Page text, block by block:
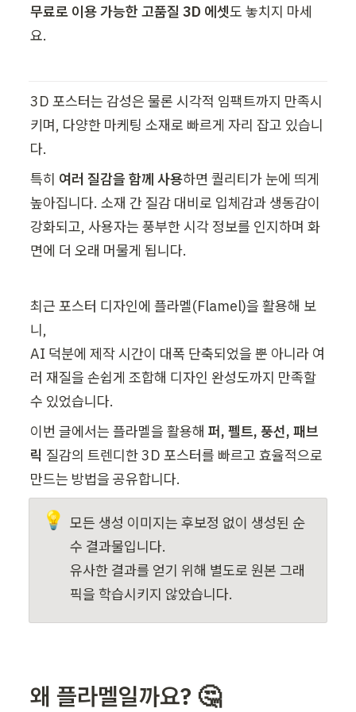
무료로 이용 가능한 고품질 3D 에셋도 놓치지 마세
요.
3D 포스터는 감성은 물론 시각적 임팩트까지 만족시
키며, 다양한 마케팅 소재로 빠르게 자리 잡고 있습니
다.
특히 여러 질감을 함께 사용하면 퀄리티가 눈에 띄게
높아집니다. 소재 간 질감 대비로 입체감과 생동감이
강화되고, 사용자는 풍부한 시각 정보를 인지하며 화
면에 더 오래 머물게 됩니다.
최근 포스터 디자인에 플라멜(Flamel)을 활용해 보
니,
AI 덕분에 제작 시간이 대폭 단축되었을 뿐 아니라 여
러 재질을 손쉽게 조합해 디자인 완성도까지 만족할
수 있었습니다.
이번 글에서는 플라멜을 활용해 퍼, 펠트, 풍선, 패브
릭 질감의 트렌디한 3D 포스터를 빠르고 효율적으로
만드는 방법을 공유합니다.
💡 모든 생성 이미지는 후보정 없이 생성된 순
수 결과물입니다.
유사한 결과를 얻기 위해 별도로 원본 그래
픽을 학습시키지 않았습니다.
왜 플라멜일까요? 🤔